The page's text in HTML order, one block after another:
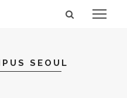
SEOUL